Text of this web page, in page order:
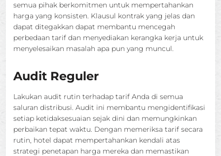
semua pihak berkomitmen untuk mempertahankan
harga yang konsisten. Klausul kontrak yang jelas dan
dapat ditegakkan dapat membantu mencegah
perbedaan tarif dan menyediakan kerangka kerja untuk
menyelesaikan masalah apa pun yang muncul.
Audit Reguler
Lakukan audit rutin terhadap tarif Anda di semua
saluran distribusi. Audit ini membantu mengidentifikasi
setiap ketidaksesuaian sejak dini dan memungkinkan
perbaikan tepat waktu. Dengan memeriksa tarif secara
rutin, hotel dapat mempertahankan kendali atas
strategi penetapan harga mereka dan memastikan